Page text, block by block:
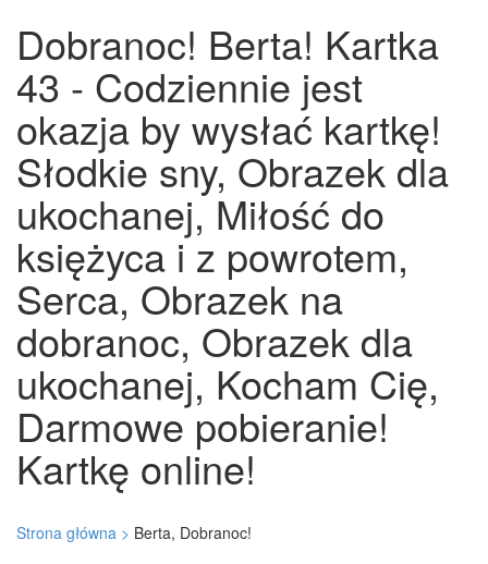
Dobranoc! Berta! Kartka
43 - Codziennie jest
okazja by wysłać kartkę!
Słodkie sny, Obrazek dla
ukochanej, Miłość do
księżyca i z powrotem,
Serca, Obrazek na
dobranoc, Obrazek dla
ukochanej, Kocham Cię,
Darmowe pobieranie!
Kartkę online!
Strona główna > Berta, Dobranoc!